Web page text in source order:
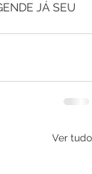
JÁ SEU
Ver tudo